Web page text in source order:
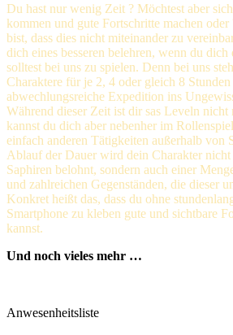
Du hast nur wenig Zeit ? Möchtest aber
kommen und gute Fortschritte machen
bist, dass dies nicht miteinander zu
dich eines besseren belehren, wenn du dich
solltest bei uns zu spielen. Denn bei uns
Charaktere für je 2, 4 oder gleich 8
abwechlungsreiche Expedition ins
Während dieser Zeit ist dir sas Leveln
kannst du dich aber nebenher im
einfach anderen Tätigkeiten außerhalb von
Ablauf der Dauer wird dein Charakter
Saphiren belohnt, sondern auch einer
und zahlreichen Gegenständen, die dieser
Konkret heißt das, dass du ohne
Smartphone zu kleben gute und sichtbare
kannst.
Und noch vieles mehr …
Anwesenheitsliste